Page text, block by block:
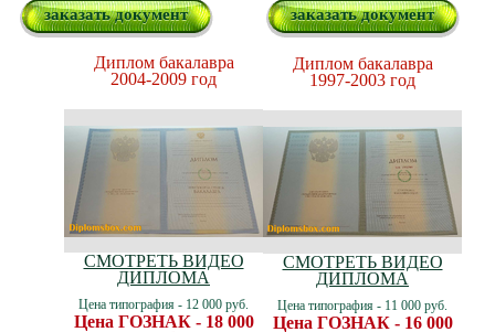
заказать документ заказать документ
Диплом бакалавра
2004-2009 год
СМОТРЕТЬ ВИДЕО
ДИПЛОМА
Цена типография - 12 000 руб.
Цена ГОЗНАК - 18 000
Диплом бакалавра
1997-2003 год
СМОТРЕТЬ ВИДЕО
ДИПЛОМА
Цена типография - 11 000 руб.
Цена ГОЗНАК - 16 000